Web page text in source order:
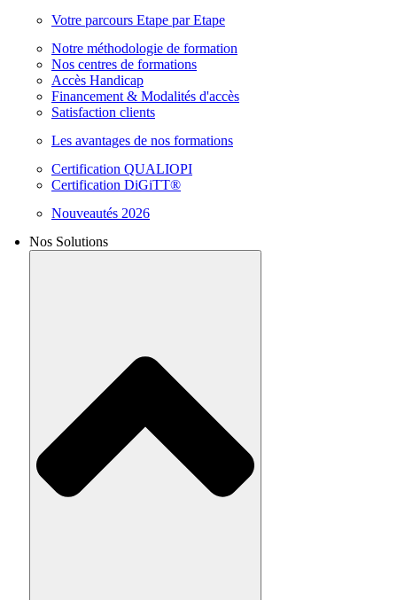
Votre parcours Etape par Etape
Notre méthodologie de formation
Nos centres de formations
Accès Handicap
Financement & Modalités d'accès
Satisfaction clients
Les avantages de nos formations
Certification QUALIOPI
Certification DiGiTT®
Nouveautés 2026
Nos Solutions